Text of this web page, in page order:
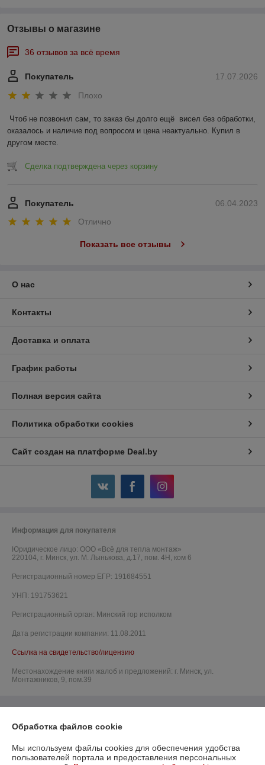
Отзывы о магазине
36 отзывов за всё время
17.07.2026
Покупатель
Плохо
Чтоб не позвонил сам, то заказ бы долго ещё  висел без обработки,
оказалось и наличие под вопросом и цена неактуально. Купил в
другом месте.
Сделка подтверждена через корзину
06.04.2023
Покупатель
Отлично
Показать все отзывы
О нас
Контакты
Доставка и оплата
График работы
Полная версия сайта
Политика обработки cookies
Сайт создан на платформе Deal.by
Информация для покупателя
Юридическое лицо: ООО «Всё для тепла монтаж»
220104, г. Минск, ул. М. Лынькова, д.17, пом. 4Н, ком 6
Регистрационный номер ЕГР: 191684551
УНП: 191753621
Регистрационный орган: Минский гор исполком
Дата регистрации компании: 11.08.2011
Ссылка на свидетельство/лицензию
Местонахождение книги жалоб и предложений: г. Минск, ул.
Монтажников, 9, пом.39
Обработка файлов cookie
Мы используем файлы cookies для обеспечения удобства
пользователей портала и предоставления персональных